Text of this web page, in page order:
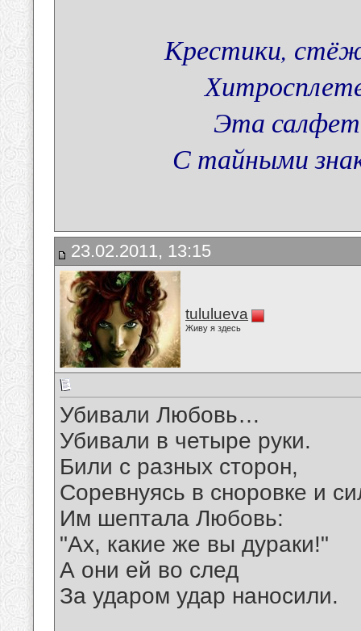
Крестики,
Эта
С тайными
23.02.2011, 13:15
tululueva
Живу я здесь
Убивали Любовь…
Убивали в четыре руки.
Били с разных сторон,
Соревнуясь в сноровке и
Им шептала Любовь:
"Ах, какие же вы дураки!"
А они ей во след
За ударом удар наносили.